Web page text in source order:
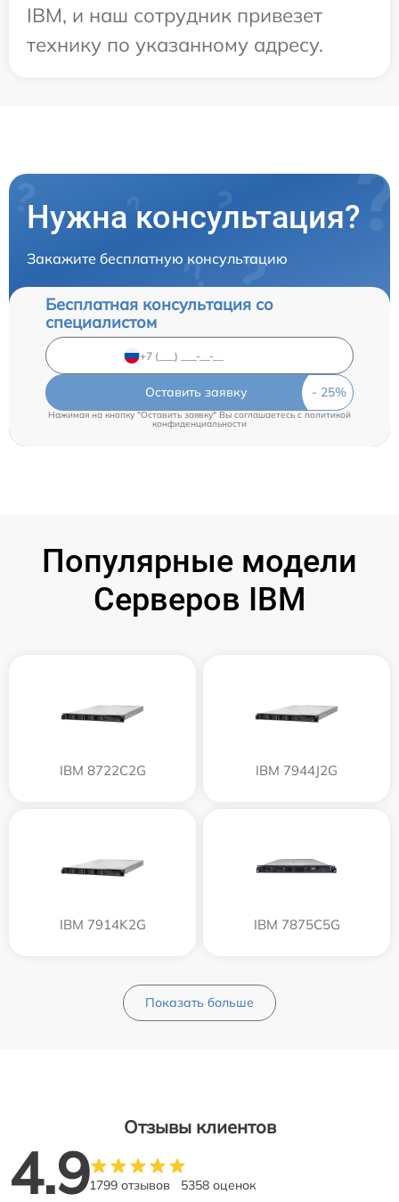
IBM, и наш сотрудник привезет
технику по указанному адресу.
Нужна консультация?
Закажите бесплатную консультацию
Бесплатная консультация со
специалистом
Оставить заявку
Нажимая на кнопку "Оставить заявку" Вы соглашаетесь c политикой
конфиденциальности
Популярные модели
Серверов IBM
IBM 8722C2G IBM 7944J2G
IBM 7914K2G IBM 7875C5G
Показать больше
Отзывы клиентов
4.91799 отзывов 5358 оценок